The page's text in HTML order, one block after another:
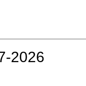
2026